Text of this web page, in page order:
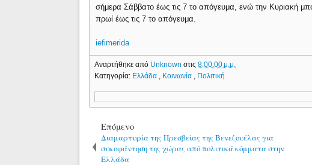
σήμερα Σάββατο έως τις 7 το απόγευμα, ενώ την Κυριακή
πρωί έως τις 7 το απόγευμα.
iefimerida
Αναρτήθηκε από Unknownστις8:00:00 μ.μ.
Κατηγορία: Ελλάδα Κοινωνία Πολιτική
Επόμενο
Διαμαρτυρία της Πρεσβείας της Βενεζουέλας για
συκοφάντηση της χώρας από πολιτικά κόμματα στην
Ελλάδα